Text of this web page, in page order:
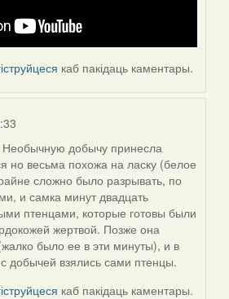
каб пакідаць каментары.
Необычную добычу принесла
но весьма похожа на ласку (белое
сложно было разрывать, по
и самка минут двадцать
птенцами, которые готовы были
жертвой. Позже она
было ее в эти минуты), и в
добычей взялись сами птенцы.
каб пакідаць каментары.